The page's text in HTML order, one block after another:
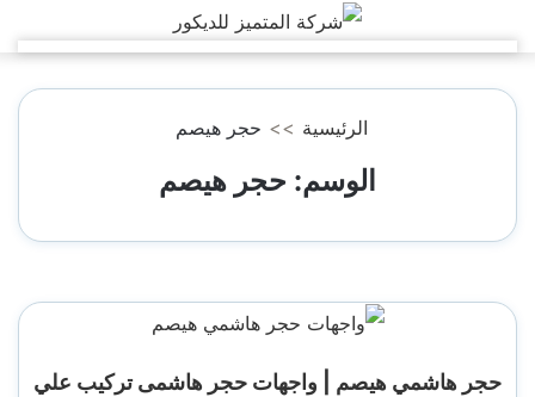
إلى
المحتوى
الرئيسية >> حجر هيصم
الوسم: حجر هيصم
حجر هاشمي هيصم | واجهات حجر هاشمى تركيب علي